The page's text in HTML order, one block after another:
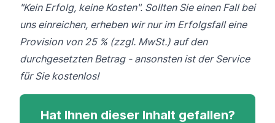
"Kein Erfolg, keine Kosten". Sollten Sie einen Fall bei
uns einreichen, erheben wir nur im Erfolgsfall eine
Provision von 25 % (zzgl. MwSt.) auf den
durchgesetzten Betrag - ansonsten ist der Service
für Sie kostenlos!
Hat Ihnen dieser Inhalt gefallen?